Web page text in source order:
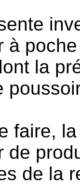
à
la
faire,
de
de la